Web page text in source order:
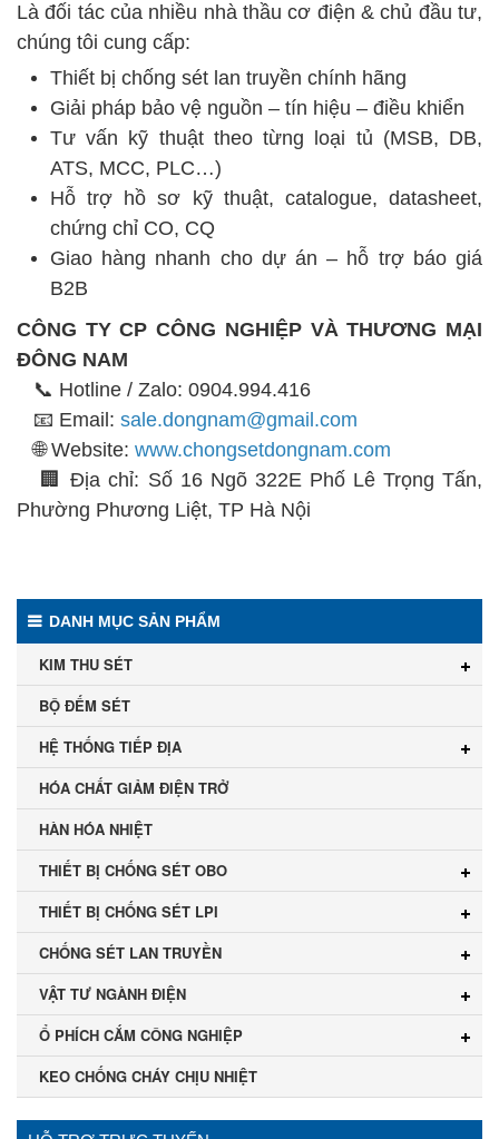
Là đối tác của nhiều nhà thầu cơ điện & chủ đầu tư,
chúng tôi cung cấp:
Thiết bị chống sét lan truyền chính hãng
Giải pháp bảo vệ nguồn – tín hiệu – điều khiển
Tư vấn kỹ thuật theo từng loại tủ (MSB, DB,
ATS, MCC, PLC…)
Hỗ trợ hồ sơ kỹ thuật, catalogue, datasheet,
chứng chỉ CO, CQ
Giao hàng nhanh cho dự án – hỗ trợ báo giá
B2B
CÔNG TY CP CÔNG NGHIỆP VÀ THƯƠNG MẠI
ĐÔNG NAM
📞 Hotline / Zalo: 0904.994.416
📧 Email: sale.dongnam@gmail.com
🌐 Website: www.chongsetdongnam.com
🏢 Địa chỉ: Số 16 Ngõ 322E Phố Lê Trọng Tấn,
Phường Phương Liệt, TP Hà Nội
DANH MỤC SẢN PHẨM
KIM THU SÉT
BỘ ĐẾM SÉT
HỆ THỐNG TIẾP ĐỊA
HÓA CHẤT GIẢM ĐIỆN TRỞ
HÀN HÓA NHIỆT
THIẾT BỊ CHỐNG SÉT OBO
THIẾT BỊ CHỐNG SÉT LPI
CHỐNG SÉT LAN TRUYỀN
VẬT TƯ NGÀNH ĐIỆN
Ổ PHÍCH CẮM CÔNG NGHIỆP
KEO CHỐNG CHÁY CHỊU NHIỆT